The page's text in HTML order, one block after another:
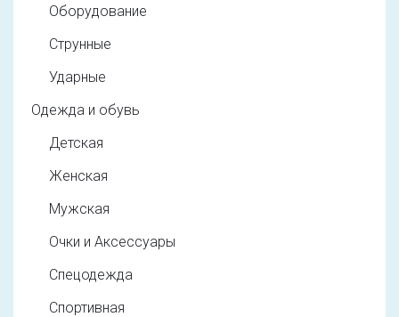
Оборудование
Струнные
Ударные
Одежда и обувь
Детская
Женская
Мужская
Очки и Аксессуары
Спецодежда
Спортивная